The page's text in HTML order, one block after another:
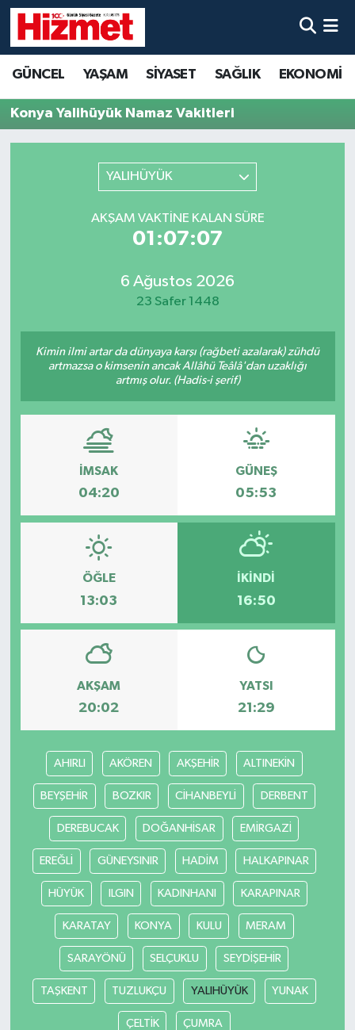
GÜNCEL YAŞAM SİYASET SAĞLIK EKONOMİ
Konya Yalihüyük Namaz Vakitleri
YALIHÜYÜK
AKŞAM VAKTINE KALAN SÜRE
01:07:07
6 Ağustos 2026
23 Safer 1448
Kimin ilmi artar da dünyaya karşı (rağbeti azalarak) zühdü
artmazsa o kimsenin ancak Allâhü Teâlâ'dan uzaklığı
artmış olur. (Hadis-i şerif)
İMSAK
04:20
GÜNEŞ
05:53
ÖĞLE
13:03
İKINDI
16:50
AKŞAM
20:02
YATSI
21:29
AHIRLI AKÖREN AKŞEHİR ALTINEKİN
BEYŞEHİR BOZKIR CİHANBEYLİ DERBENT
DEREBUCAK DOĞANHİSAR EMİRGAZİ
EREĞLİ GÜNEYSINIR HADİM HALKAPINAR
HÜYÜK ILGIN KADINHANI KARAPINAR
KARATAY KONYA KULU MERAM
SARAYÖNÜ SELÇUKLU SEYDİŞEHİR
TAŞKENT TUZLUKÇU YALIHÜYÜK YUNAK
ÇELTİK ÇUMRA
YAŞAM
SİYASET
EKONOMİ
ÖZEL HABER
RESMİ REKLAM
Denizli Hava Durumu
Denizli Trafik Yoğunluk Haritası
Süper Lig Puan Durumu ve Fikstür
Tüm Manşetler